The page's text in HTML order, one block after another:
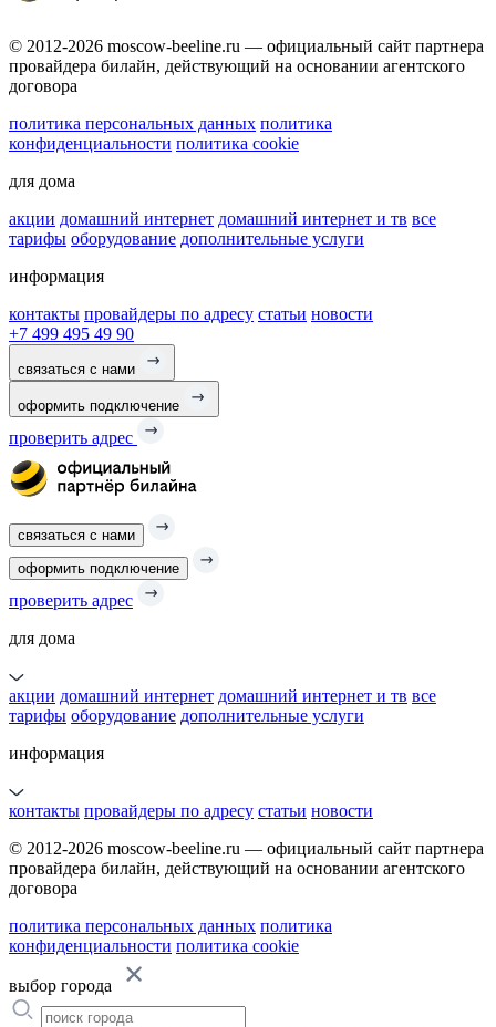
© 2012-2026 moscow-beeline.ru — официальный сайт партнера
провайдера билайн, действующий на основании агентского
договора
политика персональных данных политика
конфиденциальности политика cookie
для дома
акции домашний интернет домашний интернет и тв все
тарифы оборудование дополнительные услуги
информация
контакты провайдеры по адресу статьи новости
+7 499 495 49 90
связаться с нами
оформить подключение
проверить адрес
связаться с нами
оформить подключение
проверить адрес
для дома
акции домашний интернет домашний интернет и тв все
тарифы оборудование дополнительные услуги
информация
контакты провайдеры по адресу статьи новости
© 2012-2026 moscow-beeline.ru — официальный сайт партнера
провайдера билайн, действующий на основании агентского
договора
политика персональных данных политика
конфиденциальности политика cookie
выбор города